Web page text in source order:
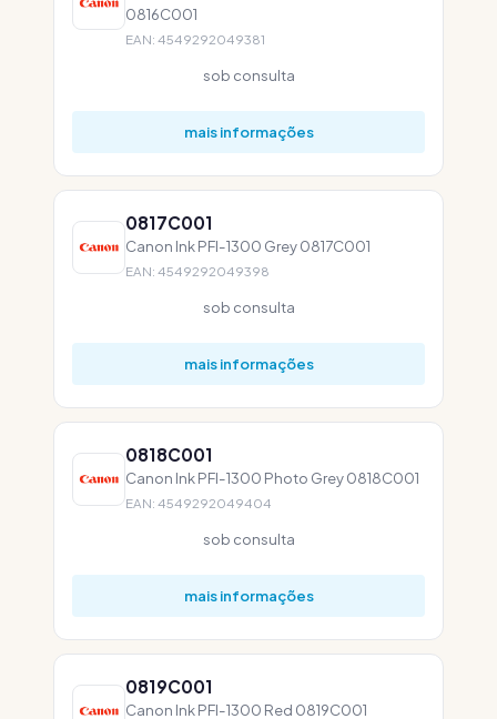
0816C001
EAN: 4549292049381
sob consulta
mais informações
0817C001
Canon Ink PFI-1300 Grey 0817C001
EAN: 4549292049398
sob consulta
mais informações
0818C001
Canon Ink PFI-1300 Photo Grey 0818C001
EAN: 4549292049404
sob consulta
mais informações
0819C001
Canon Ink PFI-1300 Red 0819C001